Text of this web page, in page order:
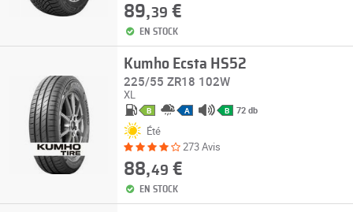
89,39 €
EN STOCK
Kumho Ecsta HS52
225/55 ZR18 102W
XL
B A B 72 db
Été
273 Avis
88,49 €
EN STOCK